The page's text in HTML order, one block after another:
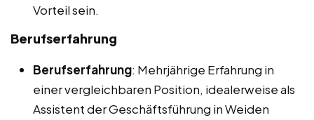
Vorteil sein.
Berufserfahrung
Berufserfahrung: Mehrjährige Erfahrung in
einer vergleichbaren Position, idealerweise als
Assistent der Geschäftsführung in Weiden